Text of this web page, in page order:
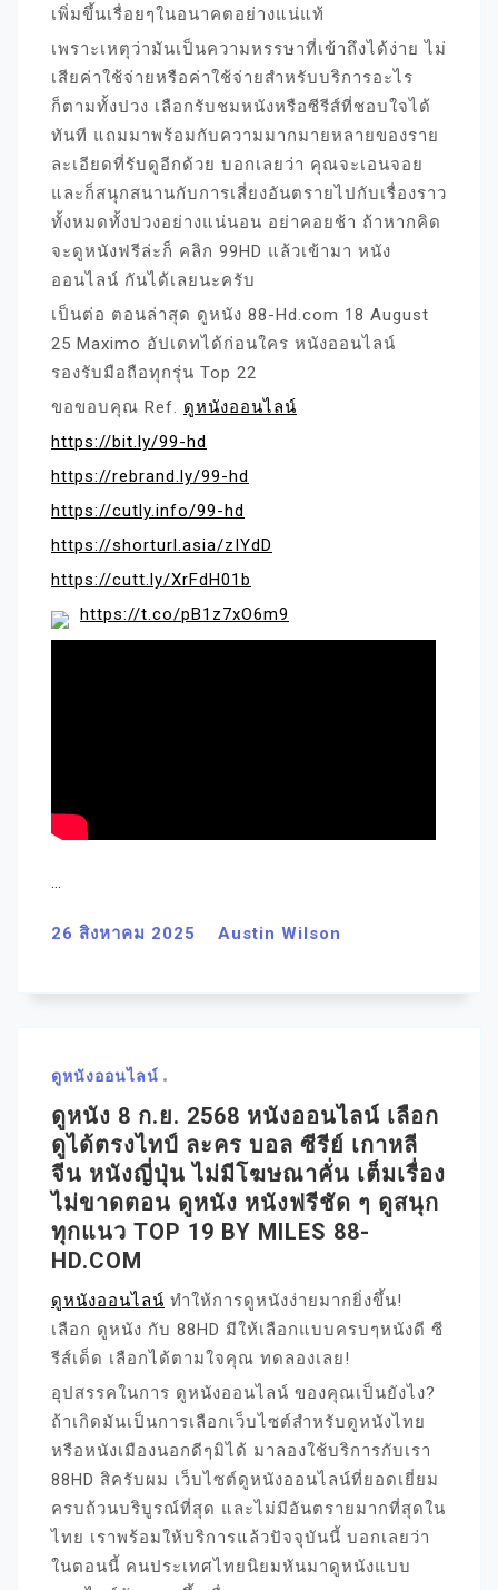
เพิ่มขึ้นเรื่อยๆในอนาคตอย่างแน่แท้
เพราะเหตุว่ามันเป็นความหรรษาที่เข้าถึงได้ง่าย ไม่
เสียค่าใช้จ่ายหรือค่าใช้จ่ายสำหรับบริการอะไร
ก็ตามทั้งปวง เลือกรับชมหนังหรือซีรีส์ที่ชอบใจได้
ทันที แถมมาพร้อมกับความมากมายหลายของราย
ละเอียดที่รับดูอีกด้วย บอกเลยว่า คุณจะเอนจอย
และก็สนุกสนานกับการเสี่ยงอันตรายไปกับเรื่องราว
ทั้งหมดทั้งปวงอย่างแน่นอน อย่าคอยช้า ถ้าหากคิด
จะดูหนังฟรีล่ะก็ คลิก 99HD แล้วเข้ามา หนัง
ออนไลน์ กันได้เลยนะครับ
เป็นต่อ ตอนล่าสุด ดูหนัง 88-Hd.com 18 August
25 Maximo อัปเดทได้ก่อนใคร หนังออนไลน์
รองรับมือถือทุกรุ่น Top 22
ขอขอบคุณ Ref. ดูหนังออนไลน์
https://bit.ly/99-hd
https://rebrand.ly/99-hd
https://cutly.info/99-hd
https://shorturl.asia/zIYdD
https://cutt.ly/XrFdH01b
https://t.co/pB1z7xO6m9
…
26 สิงหาคม 2025 Austin Wilson
ดูหนังออนไลน์
ดูหนัง 8 ก.ย. 2568 หนังออนไลน์ เลือก
ดูได้ตรงไทป์ ละคร บอล ซีรีย์ เกาหลี
จีน หนังญี่ปุ่น ไม่มีโฆษณาคั่น เต็มเรื่อง
ไม่ขาดตอน ดูหนัง หนังฟรีชัด ๆ ดูสนุก
ทุกแนว TOP 19 BY MILES 88-
HD.COM
ดูหนังออนไลน์ ทำให้การดูหนังง่ายมากยิ่งขึ้น!
เลือก ดูหนัง กับ 88HD มีให้เลือกแบบครบๆหนังดี ซี
รีส์เด็ด เลือกได้ตามใจคุณ ทดลองเลย!
อุปสรรคในการ ดูหนังออนไลน์ ของคุณเป็นยังไง?
ถ้าเกิดมันเป็นการเลือกเว็บไซต์สำหรับดูหนังไทย
หรือหนังเมืองนอกดีๆมิได้ มาลองใช้บริการกับเรา
88HD สิครับผม เว็บไซต์ดูหนังออนไลน์ที่ยอดเยี่ยม
ครบถ้วนบริบูรณ์ที่สุด และไม่มีอันตรายมากที่สุดใน
ไทย เราพร้อมให้บริการแล้วปัจจุบันนี้ บอกเลยว่า
ในตอนนี้ คนประเทศไทยนิยมหันมาดูหนังแบบ